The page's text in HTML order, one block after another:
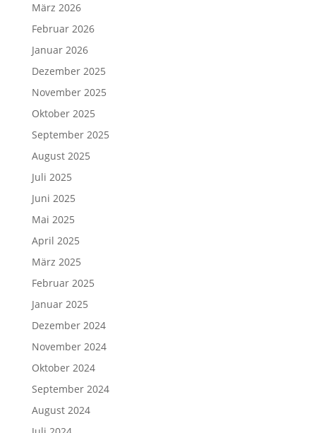
März 2026
Februar 2026
Januar 2026
Dezember 2025
November 2025
Oktober 2025
September 2025
August 2025
Juli 2025
Juni 2025
Mai 2025
April 2025
März 2025
Februar 2025
Januar 2025
Dezember 2024
November 2024
Oktober 2024
September 2024
August 2024